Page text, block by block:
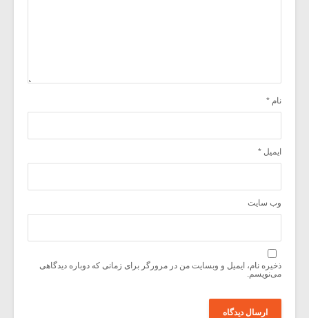
نام *
ایمیل *
وب‌ سایت
ذخیره نام، ایمیل و وبسایت من در مرورگر برای زمانی که دوباره دیدگاهی
می‌نویسم.